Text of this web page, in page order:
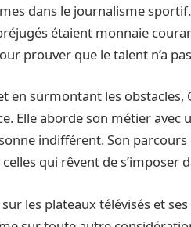
dans le journalisme
étaient monnaie
prouver que le talent n’a
en surmontant les obstacles,
Elle aborde son métier
indifférent. Son
qui rêvent de s’imposer
les plateaux télévisés et